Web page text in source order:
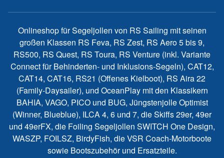
Onlineshop für Segeljollen von RS Sailing mit seinen
großen Klassen RS Feva, RS Zest, RS Aero 5 bis 9,
RS500, RS Quest, RS Toura, RS Venture (inkl. Variante
Connect für Behinderten- und Inklusions-Segeln), CAT12,
CAT14, CAT16, RS21 (Offenes Kielboot), RS Aira 22
(Family-Daysailer), und OceanPlay mit den Klassikern
BAHIA, VAGO, PICO und BUG, Jüngstenjolle Optimist
(Winner, Blueblue), ILCA 4, 6 und 7, die Skiffs 29er, 49er
und 49erFX, die Foiling Segeljollen SWITCH One Design,
WASZP, FOILSZ, BirdyFish, die VSR Coach-Motorboote
sowie Bootszubehör und Ersatzteile.